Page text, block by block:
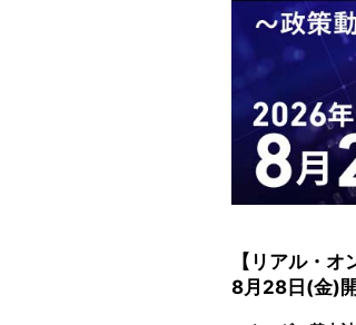
【リアル・オ
8月28日(金)